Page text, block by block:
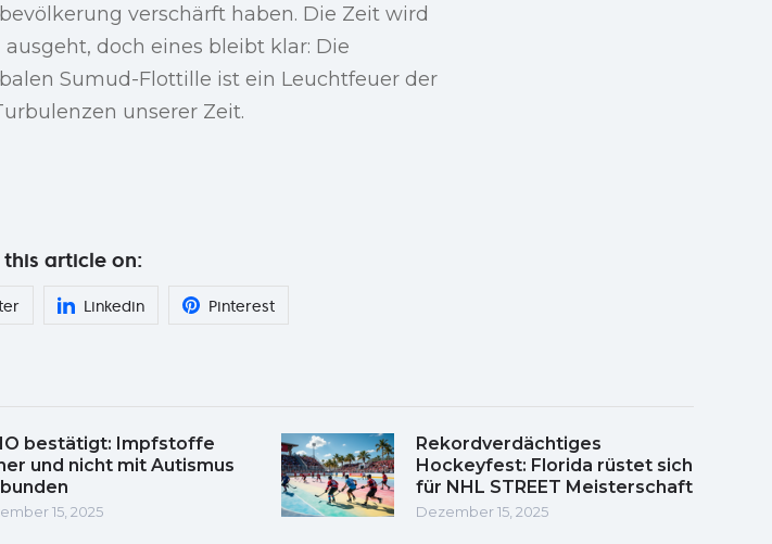
verschärft haben. Die Zeit wird
doch eines bleibt klar: Die
Sumud-Flottille ist ein Leuchtfeuer der
unserer Zeit.
this article on:
Linkedin Pinterest
bestätigt: Impfstoffe
und nicht mit Autismus
15, 2025
Rekordverdächtiges
Hockeyfest: Florida rüstet sich
für NHL STREET Meisterschaft
Dezember 15, 2025